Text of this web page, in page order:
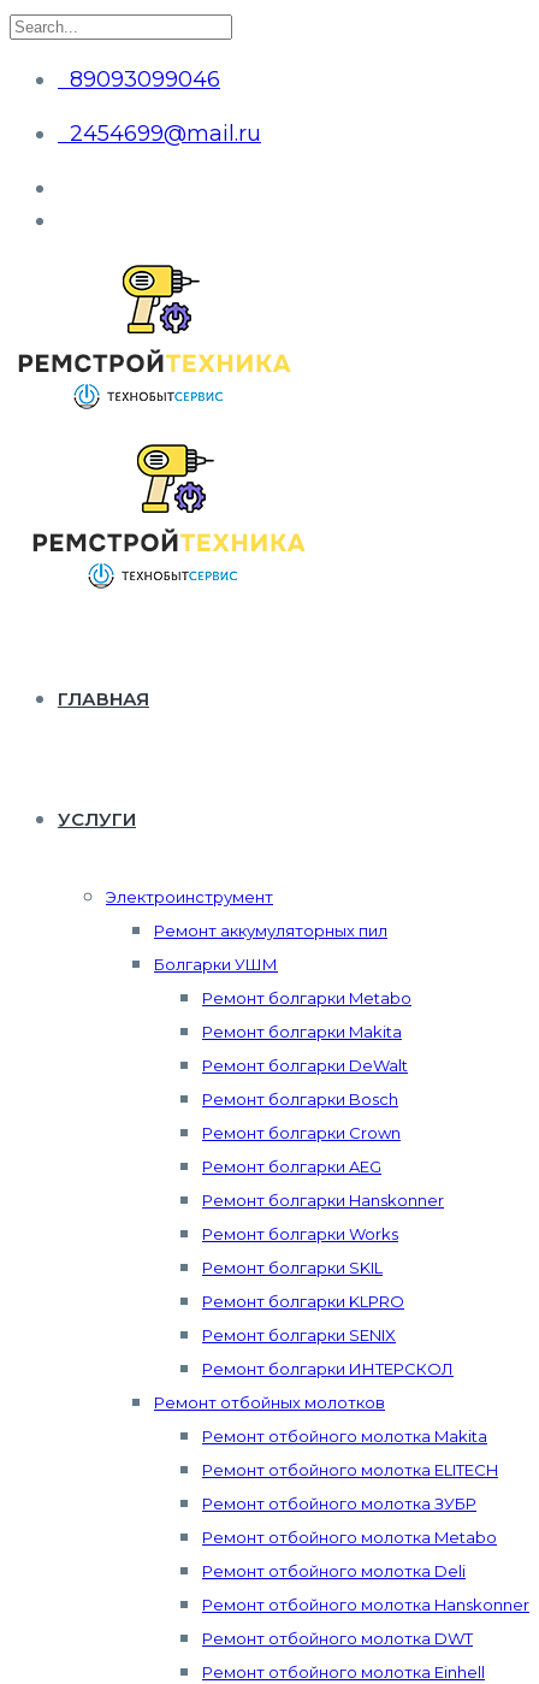
89093099046
2454699@mail.ru
ГЛАВНАЯ
УСЛУГИ
Электроинструмент
Ремонт аккумуляторных пил
Болгарки УШМ
Ремонт болгарки Metabo
Ремонт болгарки Makita
Ремонт болгарки DeWalt
Ремонт болгарки Bosch
Ремонт болгарки Crown
Ремонт болгарки AEG
Ремонт болгарки Hanskonner
Ремонт болгарки Works
Ремонт болгарки SKIL
Ремонт болгарки KLPRO
Ремонт болгарки SENIX
Ремонт болгарки ИНТЕРСКОЛ
Ремонт отбойных молотков
Ремонт отбойного молотка Makita
Ремонт отбойного молотка ELITECH
Ремонт отбойного молотка ЗУБР
Ремонт отбойного молотка Metabo
Ремонт отбойного молотка Deli
Ремонт отбойного молотка Hanskonner
Ремонт отбойного молотка DWT
Ремонт отбойного молотка Einhell